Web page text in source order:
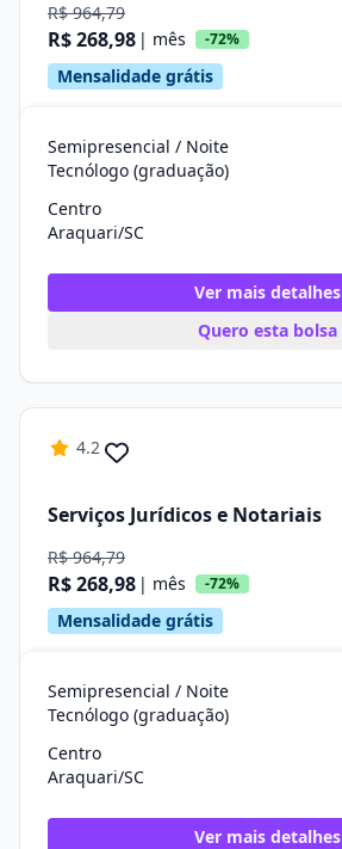
R$ 964,79
R$ 268,98 | mês -72%
Mensalidade grátis
Semipresencial / Noite
Tecnólogo (graduação)
Centro
Araquari/SC
Ver mais detalhes
Quero esta bolsa
4.2
Serviços Jurídicos e Notariais
R$ 964,79
R$ 268,98 | mês -72%
Mensalidade grátis
Semipresencial / Noite
Tecnólogo (graduação)
Centro
Araquari/SC
Ver mais detalhes